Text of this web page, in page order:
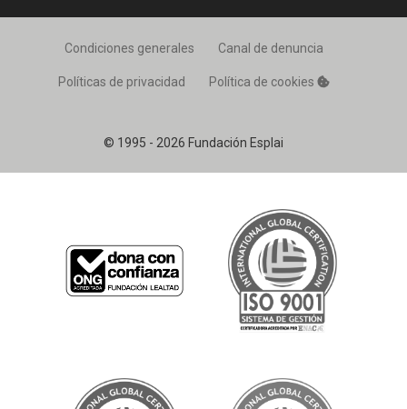
© 1995 - 2026 Fundación Esplai
Condiciones generales Canal de denuncia
Políticas de privacidad Política de cookies